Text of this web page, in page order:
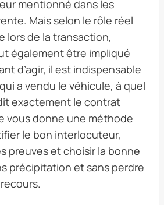
mentionné dans les
Mais selon le rôle réel
lors de la transaction,
également être impliqué
d’agir, il est indispensable
a vendu le véhicule, à quel
exactement le contrat
vous donne une méthode
le bon interlocuteur,
preuves et choisir la bonne
précipitation et sans perdre